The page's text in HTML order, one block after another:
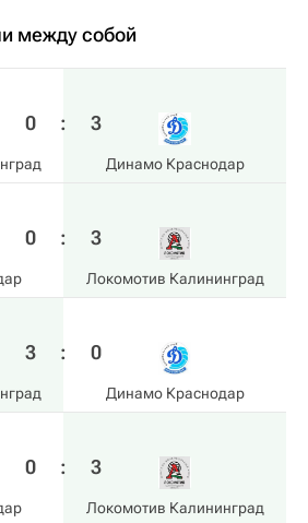
между собой
0 : 3
Динамо Краснодар
0 : 3
Локомотив Калининград
3 : 0
Динамо Краснодар
0 : 3
Локомотив Калининград